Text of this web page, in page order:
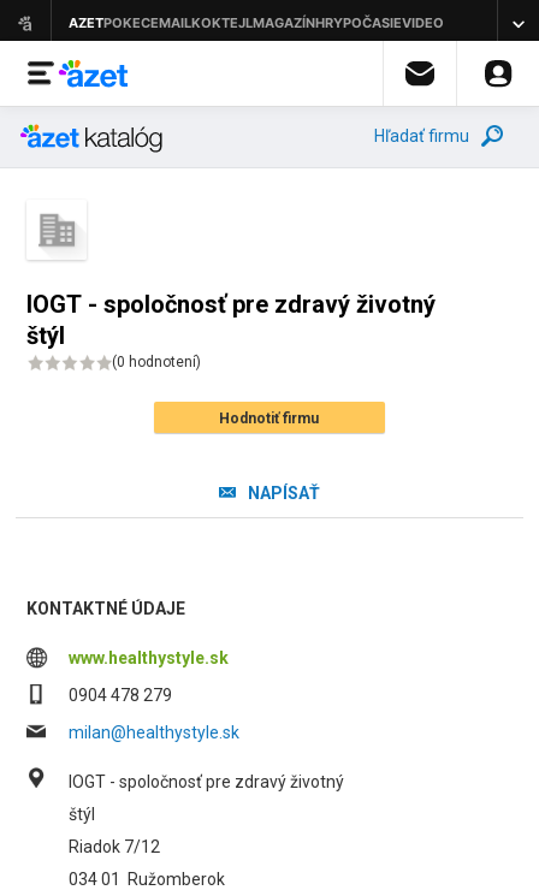
Hľadať firmu
IOGT - spoločnosť pre zdravý životný
štýl
(0 hodnotení)
Hodnotiť firmu
NAPÍSAŤ
KONTAKTNÉ ÚDAJE
www.healthystyle.sk
0904 478 279
milan@healthystyle.sk
IOGT - spoločnosť pre zdravý životný
štýl
Riadok 7/12
034 01
Ružomberok